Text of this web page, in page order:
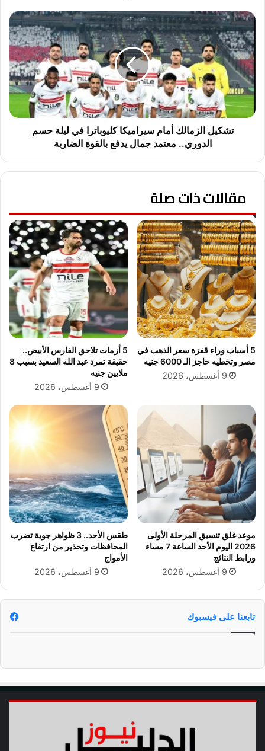
أ
ن
ف
ي
ل
د
م
ع
ع
ت
ل
م
و
ا
ج
ه
ة
ب
ر
ي
ن
ت
ف
ا
ل
أ
خ
ي
ر
ة
ت
ش
ك
ي
ل
ا
ل
ز
م
س
ي
ر
ا
م
ي
ك
ا
ك
ل
و
ب
ر
ا
ف
ي
ل
ي
ل
ة
ح
س
ا
ل
د
ر
ي
.
ت
د
ج
تشكيل الزمالك أمام سيراميكا كليوباترا في ليلة حسم
الدوري.. معتمد جمال يدفع بالقوة الضاربة
مقالات ذات صلة
5 أسباب وراء قفزة سعر الذهب في
مصر وتخطيه حاجز الـ 6000 جنيه
9 أغسطس، 2026
5 أزمات تلاحق الفارس الأبيض..
حقيقة تمرد عبد الله السعيد بسبب 8
ملايين جنيه
9 أغسطس، 2026
موعد غلق تنسيق المرحلة الأولى
2026 اليوم الأحد الساعة 7 مساء
ورابط النتائج
9 أغسطس، 2026
طقس الأحد.. 3 ظواهر جوية تضرب
المحافظات وتحذير من ارتفاع
الأمواج
9 أغسطس، 2026
تابعنا على فيسبوك